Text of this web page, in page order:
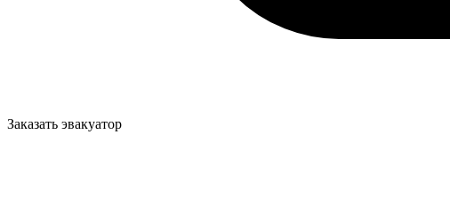
Заказать эвакуатор